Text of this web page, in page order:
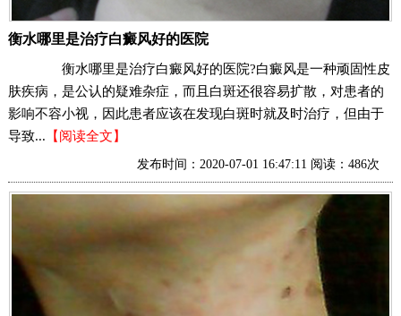
衡水哪里是治疗白癜风好的医院
衡水哪里是治疗白癜风好的医院?白癜风是一种顽固性皮
肤疾病，是公认的疑难杂症，而且白斑还很容易扩散，对患者的
影响不容小视，因此患者应该在发现白斑时就及时治疗，但由于
导致... 【阅读全文】
发布时间：2020-07-01 16:47:11 阅读：486次